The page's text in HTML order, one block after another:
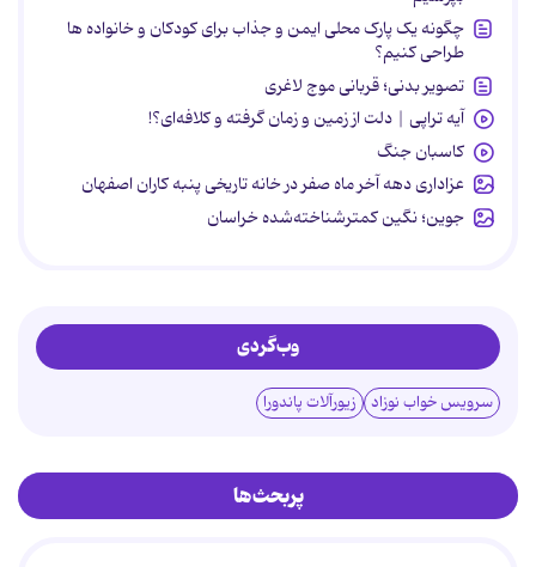
چگونه یک پارک محلی ایمن و جذاب برای کودکان و خانواده ها
طراحی کنیم؟
تصویر بدنی؛ قربانی موج لاغری
آیه تراپی | دلت از زمین و زمان گرفته و کلافه‌ای؟!
کاسبان جنگ
عزاداری دهه آخر ماه صفر در خانه تاریخی پنبه کاران اصفهان
جوین؛ نگین کمترشناخته‌شده خراسان
وب‌گردی
سرویس خواب نوزاد زیورآلات پاندورا
پربحث‌ها